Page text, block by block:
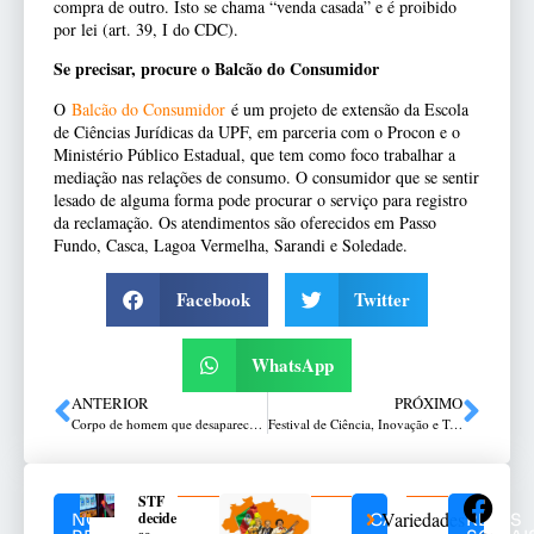
compra de outro. Isto se chama “venda casada” e é proibido
por lei (art. 39, I do CDC).
Se precisar, procure o Balcão do Consumidor
O Balcão do Consumidor é um projeto de extensão da Escola
de Ciências Jurídicas da UPF, em parceria com o Procon e o
Ministério Público Estadual, que tem como foco trabalhar a
mediação nas relações de consumo. O consumidor que se sentir
lesado de alguma forma pode procurar o serviço para registro
da reclamação. Os atendimentos são oferecidos em Passo
Fundo, Casca, Lagoa Vermelha, Sarandi e Soledade.
Facebook Twitter
WhatsApp
ANTERIOR
Corpo de homem que desapareceu em Novo Xingu é localizado
PRÓXIMO
Festival de Ciência, Inovação e Tecnologia mostra o potencial da educação municipal
NOTÍCIAS
STF
decide
CATEGORIAS
VariedadesREDES